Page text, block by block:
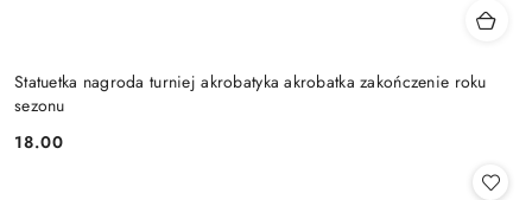
Statuetka nagroda turniej akrobatyka akrobatka zakończenie roku
sezonu
Cena:
18.00